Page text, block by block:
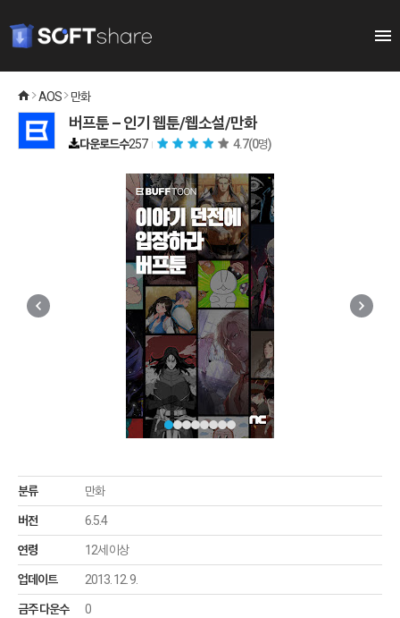
AOS 만화
버프툰 – 인기 웹툰/웹소설/만화
다운로드수257 4.7(0명)
분류 만화
버전 6.5.4
연령 12세 이상
업데이트 2013. 12. 9.
금주 다운수 0